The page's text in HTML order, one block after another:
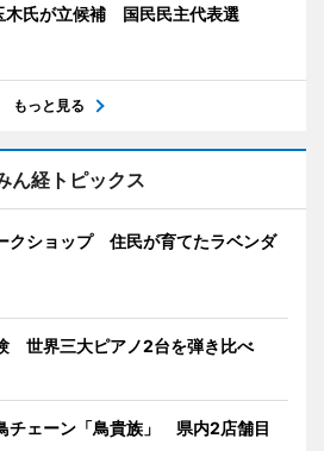
木氏が立候補 国民民主代表選
もっと見る
ん経トピックス
クショップ 住民が育てたラベンダ
世界三大ピアノ2台を弾き比べ
チェーン「鳥貴族」 県内2店舗目